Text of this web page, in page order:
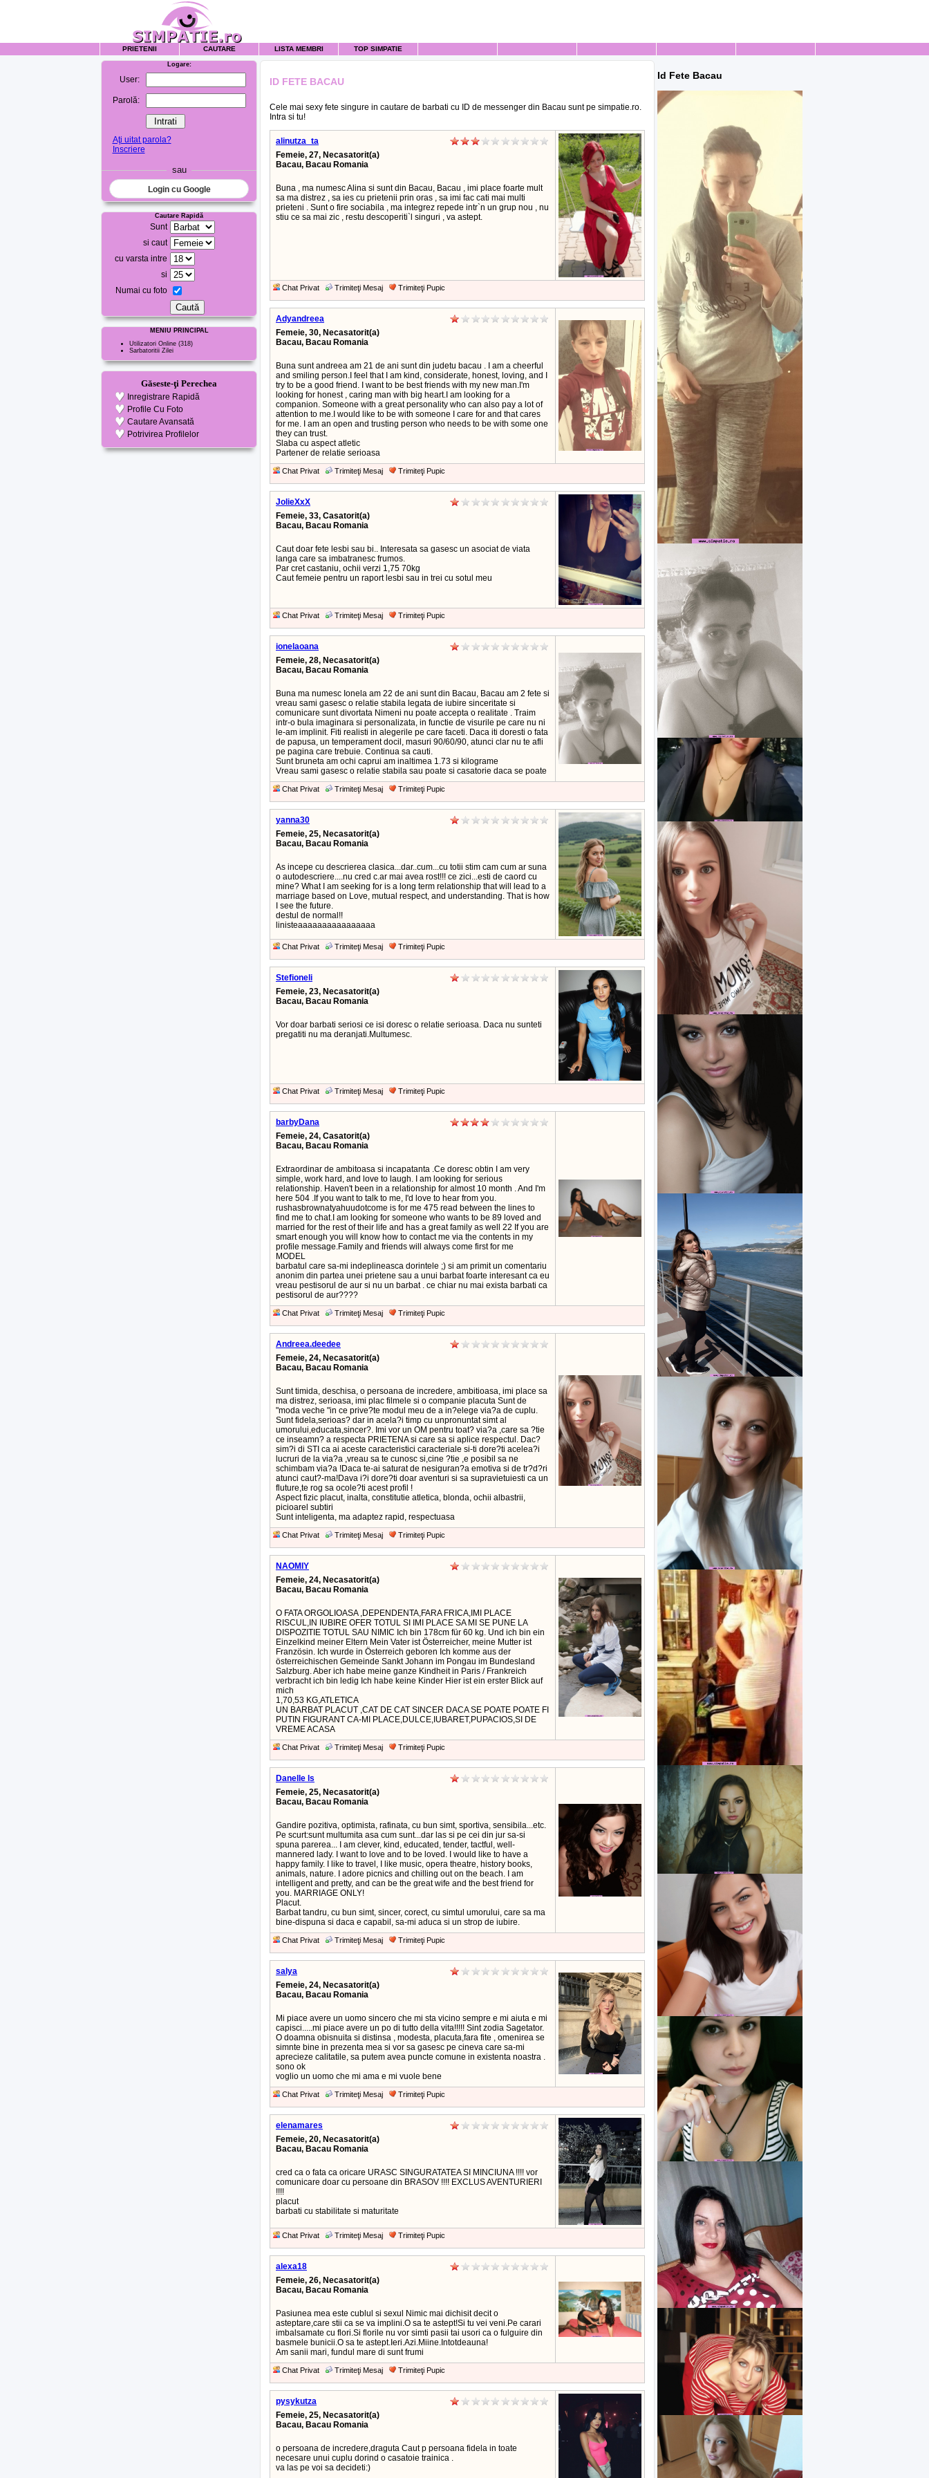
PRIETENII CAUTARE LISTA MEMBRI TOP SIMPATIE
Logare:
User:
Parolă:
Aţi uitat parola?
Inscriere
sau
Login cu Google
Cautare Rapidă
Sunt
si caut
cu varsta intre
si
Numai cu foto
MENIU PRINCIPAL
Utilizatori Online (318)
Sarbatoritii Zilei
Găseste-ţi Perechea
Inregistrare Rapidă
Profile Cu Foto
Cautare Avansată
Potrivirea Profilelor
ID FETE BACAU
Cele mai sexy fete singure in cautare de barbati cu ID de messenger din Bacau sunt pe simpatie.ro.
Intra si tu!
alinutza_ta
Femeie, 27, Necasatorit(a)
Bacau, Bacau Romania
Buna , ma numesc Alina si sunt din Bacau, Bacau , imi place foarte mult
sa ma distrez , sa ies cu prietenii prin oras , sa imi fac cati mai multi
prieteni . Sunt o fire sociabila , ma integrez repede intr`n un grup nou , nu
stiu ce sa mai zic , restu descoperiti`l singuri , va astept.
Chat Privat Trimiteţi Mesaj Trimiteţi Pupic
Adyandreea
Femeie, 30, Necasatorit(a)
Bacau, Bacau Romania
Buna sunt andreea am 21 de ani sunt din judetu bacau . I am a cheerful
and smiling person.I feel that I am kind, considerate, honest, loving, and I
try to be a good friend. I want to be best friends with my new man.I'm
looking for honest , caring man with big heart.I am looking for a
companion. Someone with a great personality who can also pay a lot of
attention to me.I would like to be with someone I care for and that cares
for me. I am an open and trusting person who needs to be with some one
they can trust.
Slaba cu aspect atletic
Partener de relatie serioasa
Chat Privat Trimiteţi Mesaj Trimiteţi Pupic
JolieXxX
Femeie, 33, Casatorit(a)
Bacau, Bacau Romania
Caut doar fete lesbi sau bi.. Interesata sa gasesc un asociat de viata
langa care sa imbatranesc frumos.
Par cret castaniu, ochii verzi 1,75 70kg
Caut femeie pentru un raport lesbi sau in trei cu sotul meu
Chat Privat Trimiteţi Mesaj Trimiteţi Pupic
ionelaoana
Femeie, 28, Necasatorit(a)
Bacau, Bacau Romania
Buna ma numesc Ionela am 22 de ani sunt din Bacau, Bacau am 2 fete si
vreau sami gasesc o relatie stabila legata de iubire sinceritate si
comunicare sunt divortata Nimeni nu poate accepta o realitate . Traim
intr-o bula imaginara si personalizata, in functie de visurile pe care nu ni
le-am implinit. Fiti realisti in alegerile pe care faceti. Daca iti doresti o fata
de papusa, un temperament docil, masuri 90/60/90, atunci clar nu te afli
pe pagina care trebuie. Continua sa cauti.
Sunt bruneta am ochi caprui am inaltimea 1.73 si kilograme
Vreau sami gasesc o relatie stabila sau poate si casatorie daca se poate
Chat Privat Trimiteţi Mesaj Trimiteţi Pupic
yanna30
Femeie, 25, Necasatorit(a)
Bacau, Bacau Romania
As incepe cu descrierea clasica...dar..cum...cu totii stim cam cum ar suna
o autodescriere....nu cred c.ar mai avea rost!!! ce zici...esti de caord cu
mine? What I am seeking for is a long term relationship that will lead to a
marriage based on Love, mutual respect, and understanding. That is how
I see the future.
destul de normal!!
linisteaaaaaaaaaaaaaaaa
Chat Privat Trimiteţi Mesaj Trimiteţi Pupic
Stefioneli
Femeie, 23, Necasatorit(a)
Bacau, Bacau Romania
Vor doar barbati seriosi ce isi doresc o relatie serioasa. Daca nu sunteti
pregatiti nu ma deranjati.Multumesc.
Chat Privat Trimiteţi Mesaj Trimiteţi Pupic
barbyDana
Femeie, 24, Casatorit(a)
Bacau, Bacau Romania
Extraordinar de ambitoasa si incapatanta .Ce doresc obtin I am very
simple, work hard, and love to laugh. I am looking for serious
relationship. Haven't been in a relationship for almost 10 month . And I'm
here 504 .If you want to talk to me, I'd love to hear from you.
rushasbrownatyahuudotcome is for me 475 read between the lines to
find me to chat.I am looking for someone who wants to be 89 loved and
married for the rest of their life and has a great family as well 22 If you are
smart enough you will know how to contact me via the contents in my
profile message.Family and friends will always come first for me
MODEL
barbatul care sa-mi indeplineasca dorintele ;) si am primit un comentariu
anonim din partea unei prietene sau a unui barbat foarte interesant ca eu
vreau pestisorul de aur si nu un barbat . ce chiar nu mai exista barbati ca
pestisorul de aur????
Chat Privat Trimiteţi Mesaj Trimiteţi Pupic
Andreea.deedee
Femeie, 24, Necasatorit(a)
Bacau, Bacau Romania
Sunt timida, deschisa, o persoana de incredere, ambitioasa, imi place sa
ma distrez, serioasa, imi plac filmele si o companie placuta Sunt de
"moda veche "in ce prive?te modul meu de a in?elege via?a de cuplu.
Sunt fidela,serioas? dar in acela?i timp cu unpronuntat simt al
umorului,educata,sincer?. Imi vor un OM pentru toat? via?a ,care sa ?tie
ce inseamn? a respecta PRIETENA si care sa si aplice respectul. Dac?
sim?i di STI ca ai aceste caracteristici caracteriale si-ti dore?ti acelea?i
lucruri de la via?a ,vreau sa te cunosc si,cine ?tie ,e posibil sa ne
schimbam via?a !Daca te-ai saturat de nesiguran?a emotiva si de tr?d?ri
atunci caut?-ma!Dava i?i dore?ti doar aventuri si sa supravietuiesti ca un
fluture,te rog sa ocole?ti acest profil !
Aspect fizic placut, inalta, constitutie atletica, blonda, ochii albastrii,
picioarel subtiri
Sunt inteligenta, ma adaptez rapid, respectuasa
Chat Privat Trimiteţi Mesaj Trimiteţi Pupic
NAOMIY
Femeie, 24, Necasatorit(a)
Bacau, Bacau Romania
O FATA ORGOLIOASA ,DEPENDENTA,FARA FRICA,IMI PLACE
RISCUL,IN IUBIRE OFER TOTUL SI IMI PLACE SA MI SE PUNE LA
DISPOZITIE TOTUL SAU NIMIC Ich bin 178cm für 60 kg. Und ich bin ein
Einzelkind meiner Eltern Mein Vater ist Österreicher, meine Mutter ist
Französin. Ich wurde in Österreich geboren Ich komme aus der
österreichischen Gemeinde Sankt Johann im Pongau im Bundesland
Salzburg. Aber ich habe meine ganze Kindheit in Paris / Frankreich
verbracht ich bin ledig Ich habe keine Kinder Hier ist ein erster Blick auf
mich
1,70,53 KG,ATLETICA
UN BARBAT PLACUT ,CAT DE CAT SINCER DACA SE POATE POATE FI
PUTIN FIGURANT CA-MI PLACE,DULCE,IUBARET,PUPACIOS,SI DE
VREME ACASA
Chat Privat Trimiteţi Mesaj Trimiteţi Pupic
Danelle ls
Femeie, 25, Necasatorit(a)
Bacau, Bacau Romania
Gandire pozitiva, optimista, rafinata, cu bun simt, sportiva, sensibila...etc.
Pe scurt:sunt multumita asa cum sunt...dar las si pe cei din jur sa-si
spuna parerea... I am clever, kind, educated, tender, tactful, well-
mannered lady. I want to love and to be loved. I would like to have a
happy family. I like to travel, I like music, opera theatre, history books,
animals, nature. I adore picnics and chilling out on the beach. I am
intelligent and pretty, and can be the great wife and the best friend for
you. MARRIAGE ONLY!
Placut.
Barbat tandru, cu bun simt, sincer, corect, cu simtul umorului, care sa ma
bine-dispuna si daca e capabil, sa-mi aduca si un strop de iubire.
Chat Privat Trimiteţi Mesaj Trimiteţi Pupic
salya
Femeie, 24, Necasatorit(a)
Bacau, Bacau Romania
Mi piace avere un uomo sincero che mi sta vicino sempre e mi aiuta e mi
capisci.....mi piace avere un po di tutto della vita!!!!! Sint zodia Sagetator.
O doamna obisnuita si distinsa , modesta, placuta,fara fite , omenirea se
simnte bine in prezenta mea si vor sa gasesc pe cineva care sa-mi
aprecieze calitatile, sa putem avea puncte comune in existenta noastra .
sono ok
voglio un uomo che mi ama e mi vuole bene
Chat Privat Trimiteţi Mesaj Trimiteţi Pupic
elenamares
Femeie, 20, Necasatorit(a)
Bacau, Bacau Romania
cred ca o fata ca oricare URASC SINGURATATEA SI MINCIUNA !!!! vor
comunicare doar cu persoane din BRASOV !!!! EXCLUS AVENTURIERI
!!!!
placut
barbati cu stabilitate si maturitate
Chat Privat Trimiteţi Mesaj Trimiteţi Pupic
alexa18
Femeie, 26, Necasatorit(a)
Bacau, Bacau Romania
Pasiunea mea este cublul si sexul Nimic mai dichisit decit o
asteptare,care stii ca se va implini.O sa te astept!Si tu vei veni.Pe carari
imbalsamate cu flori.Si florile nu vor simti pasii tai usori ca o fulguire din
basmele bunicii.O sa te astept.Ieri.Azi.Miine.Intotdeauna!
Am sanii mari, fundul mare di sunt frumi
Chat Privat Trimiteţi Mesaj Trimiteţi Pupic
pysykutza
Femeie, 25, Necasatorit(a)
Bacau, Bacau Romania
o persoana de incredere,draguta Caut p persoana fidela in toate
necesare unui cuplu dorind o casatoie trainica .
va las pe voi sa decideti:)
Id Fete Bacau